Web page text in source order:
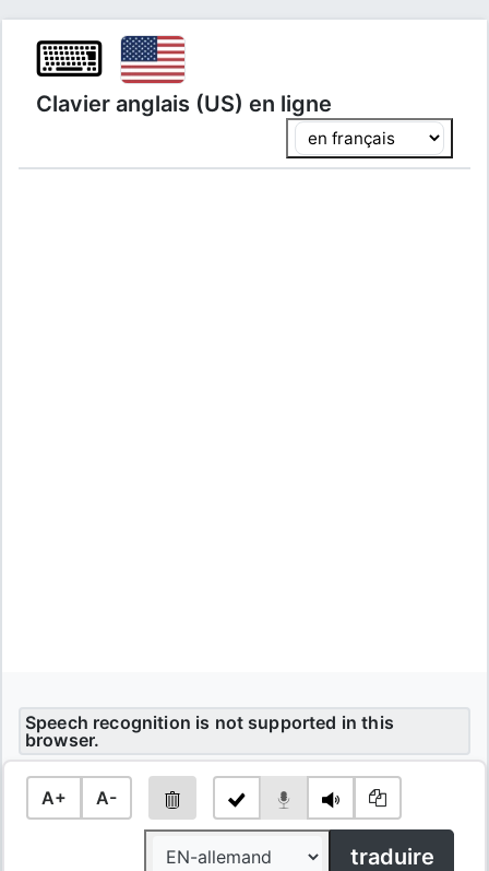
⌨
Clavier anglais (US) en ligne
Speech recognition is not supported in this
browser.
A+ A-
traduire